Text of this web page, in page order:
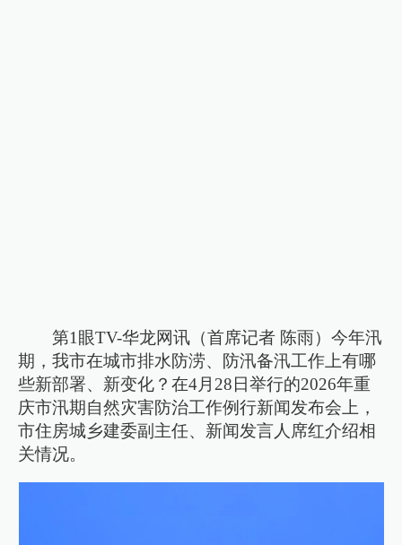
第1眼TV-华龙网讯（首席记者 陈雨）今年汛
期，我市在城市排水防涝、防汛备汛工作上有哪
些新部署、新变化？在4月28日举行的2026年重
庆市汛期自然灾害防治工作例行新闻发布会上，
市住房城乡建委副主任、新闻发言人席红介绍相
关情况。